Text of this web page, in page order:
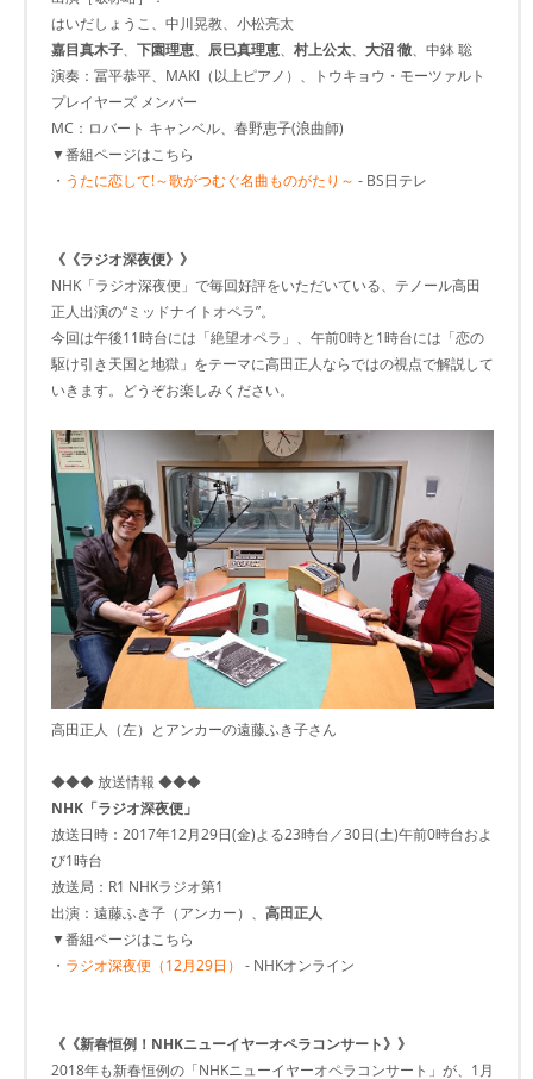
はいだしょうこ、中川晃教、小松亮太
嘉目真木子、 下園理恵、 辰巳真理恵、 村上公太、 大沼 徹、中鉢 聡
演奏：冨平恭平、MAKI（以上ピアノ）、トウキョウ・モーツァルト
プレイヤーズ メンバー
MC：ロバート キャンベル、春野恵子(浪曲師)
▼番組ページはこちら
・ うたに恋して!～歌がつむぐ名曲ものがたり～ - BS日テレ
《《ラジオ深夜便》》
NHK「ラジオ深夜便」で毎回好評をいただいている、テノール高田
正人出演の“ミッドナイトオペラ”。
今回は午後11時台には「絶望オペラ」、午前0時と1時台には「恋の
駆け引き天国と地獄」をテーマに高田正人ならではの視点で解説して
いきます。どうぞお楽しみください。
高田正人（左）とアンカーの遠藤ふき子さん
◆◆◆ 放送情報 ◆◆◆
NHK「ラジオ深夜便」
放送日時：2017年12月29日(金)よる23時台／30日(土)午前0時台およ
び1時台
放送局：R1 NHKラジオ第1
出演：遠藤ふき子（アンカー）、 高田正人
▼番組ページはこちら
・ ラジオ深夜便（12月29日） - NHKオンライン
《《新春恒例！NHKニューイヤーオペラコンサート》》
2018年も新春恒例の「NHKニューイヤーオペラコンサート」が、1月